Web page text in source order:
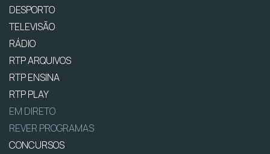
DESPORTO
TELEVISÃO
RÁDIO
RTP ARQUIVOS
RTP ENSINA
RTP PLAY
EM DIRETO
REVER PROGRAMAS
CONCURSOS